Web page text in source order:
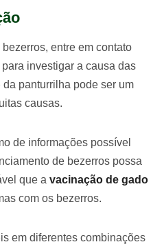
entre em contato
investigar a causa das
panturrilha pode ser um
causas.
de informações possível
de bezerros possa
que a vacinação de gado
com os bezerros.
em diferentes combinações